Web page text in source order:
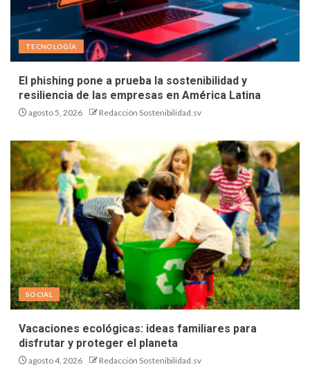
TECNOLOGÍA
El phishing pone a prueba la sostenibilidad y
resiliencia de las empresas en América Latina
agosto 5, 2026 Redacción Sostenibilidad.sv
SOCIAL
Vacaciones ecológicas: ideas familiares para
disfrutar y proteger el planeta
agosto 4, 2026 Redacción Sostenibilidad.sv